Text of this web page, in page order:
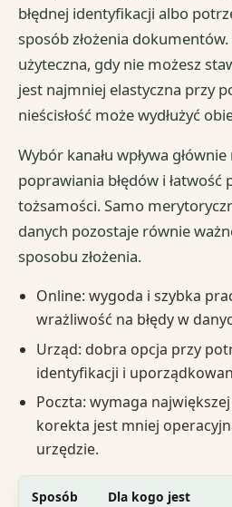
błędnej identyfikacji albo
sposób złożenia
użyteczna, gdy nie możesz
jest najmniej elastyczna przy
nieścisłość może wydłużyć
Wybór kanału wpływa
poprawiania błędów i łatwość
tożsamości. Samo
danych pozostaje równie
sposobu złożenia.
Online: wygoda i szybka
wrażliwość na błędy w
Urząd: dobra opcja przy
identyfikacji i
Poczta: wymaga
korekta jest mniej
urzędzie.
Sposób
Dla kogo jest